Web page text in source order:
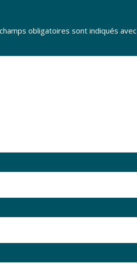
obligatoires sont indiqués avec